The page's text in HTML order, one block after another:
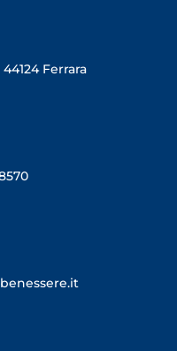
44124 Ferrara